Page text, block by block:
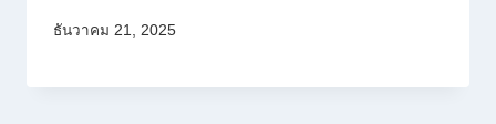
ธันวาคม 21, 2025